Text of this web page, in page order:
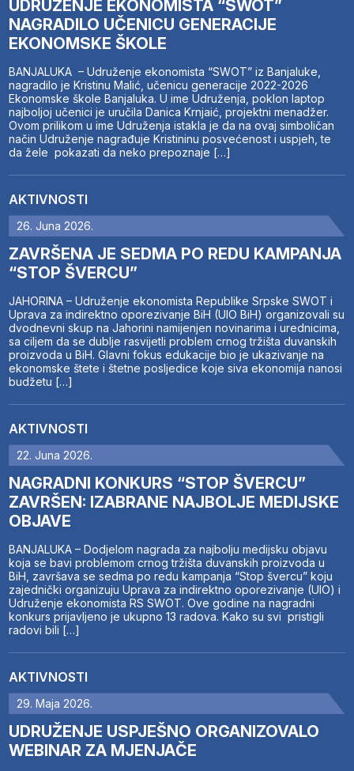
UDRUŽENJE EKONOMISTA “SWOT”
NAGRADILO UČENICU GENERACIJE
EKONOMSKE ŠKOLE
BANJALUKA – Udruženje ekonomista “SWOT” iz Banjaluke,
nagradilo je Kristinu Malić, učenicu generacije 2022-2026
Ekonomske škole Banjaluka. U ime Udruženja, poklon laptop
najboljoj učenici je uručila Danica Krnjaić, projektni menadžer.
Ovom prilikom u ime Udruženja istakla je da na ovaj simboličan
način Udruženje nagrađuje Kristininu posvećenost i uspjeh, te
da žele pokazati da neko prepoznaje […]
AKTIVNOSTI
26. Juna 2026.
ZAVRŠENA JE SEDMA PO REDU KAMPANJA
“STOP ŠVERCU”
JAHORINA – Udruženje ekonomista Republike Srpske SWOT i
Uprava za indirektno oporezivanje BiH (UIO BiH) organizovali su
dvodnevni skup na Jahorini namijenjen novinarima i urednicima,
sa ciljem da se dublje rasvijetli problem crnog tržišta duvanskih
proizvoda u BiH. Glavni fokus edukacije bio je ukazivanje na
ekonomske štete i štetne posljedice koje siva ekonomija nanosi
budžetu […]
AKTIVNOSTI
22. Juna 2026.
NAGRADNI KONKURS “STOP ŠVERCU”
ZAVRŠEN: IZABRANE NAJBOLJE MEDIJSKE
OBJAVE
BANJALUKA – Dodjelom nagrada za najbolju medijsku objavu
koja se bavi problemom crnog tržišta duvanskih proizvoda u
BiH, završava se sedma po redu kampanja “Stop švercu” koju
zajednički organizuju Uprava za indirektno oporezivanje (UIO) i
Udruženje ekonomista RS SWOT. Ove godine na nagradni
konkurs prijavljeno je ukupno 13 radova. Kako su svi pristigli
radovi bili […]
AKTIVNOSTI
29. Maja 2026.
UDRUŽENJE USPJEŠNO ORGANIZOVALO
WEBINAR ZA MJENJAČE